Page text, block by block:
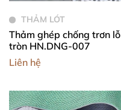
THẢM LÓT
Thảm ghép chống trơn lỗ
tròn HN.DNG-007
Liên hệ